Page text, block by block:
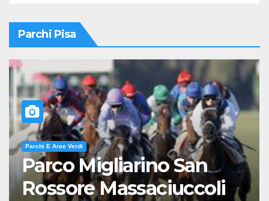
Parchi Pisa
Parchi E Aree Verdi
Parco Migliarino San
Rossore Massaciuccoli